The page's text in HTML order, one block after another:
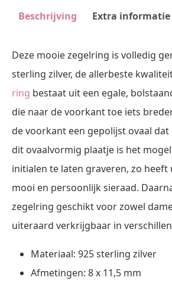
Beschrijving Extra informatie
Deze mooie zegelring is volledig
sterling zilver, de allerbeste
ring bestaat uit een egale,
die naar de voorkant toe iets
de voorkant een gepolijst ovaal
dit ovaalvormig plaatje is het
initialen te laten graveren, zo heeft
mooi en persoonlijk sieraad.
zegelring geschikt voor zowel
uiteraard verkrijgbaar in
Materiaal: 925 sterling zilver
Afmetingen: 8 x 11,5 mm